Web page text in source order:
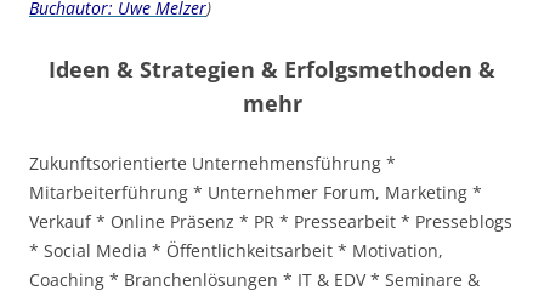
Buchautor: Uwe Melzer)
Ideen & Strategien & Erfolgsmethoden &
mehr
Zukunftsorientierte Unternehmensführung *
Mitarbeiterführung * Unternehmer Forum, Marketing *
Verkauf * Online Präsenz * PR * Pressearbeit * Presseblogs
* Social Media * Öffentlichkeitsarbeit * Motivation,
Coaching * Branchenlösungen * IT & EDV * Seminare &